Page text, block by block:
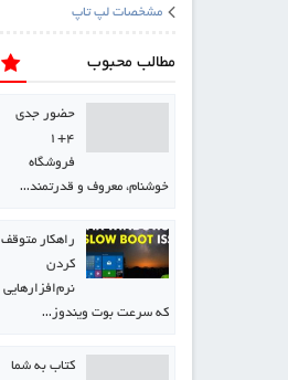
مشخصات لپ تاپ
مطالب محبوب
حضور جدی
۴+۱
فروشگاه
خوشنام، معروف و قدرتمند…
راهکار متوقف
کردن
نرم‌افزارهایی
که سرعت بوت ویندوز…
كتاب به شما